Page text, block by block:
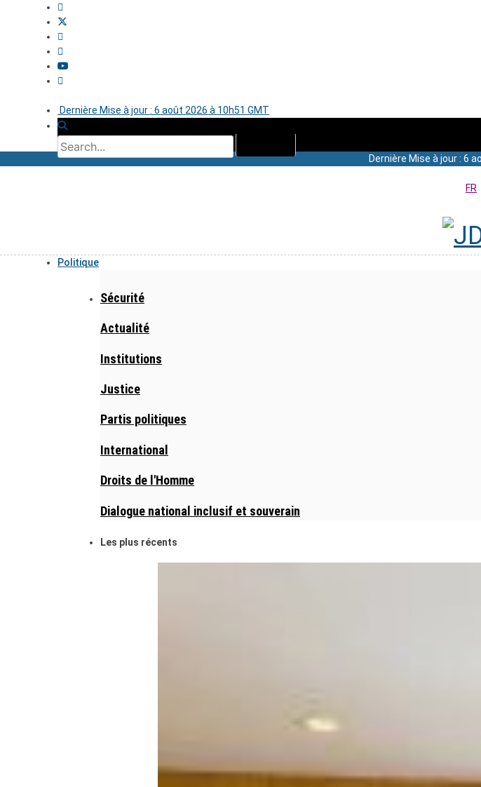
Dernière Mise à jour : 6 août 2026 à 10h51 GMT
Dernière Mise à jour : 6
FR
Politique
Sécurité
Actualité
Institutions
Justice
Partis politiques
International
Droits de l'Homme
Dialogue national inclusif et souverain
Les plus récents